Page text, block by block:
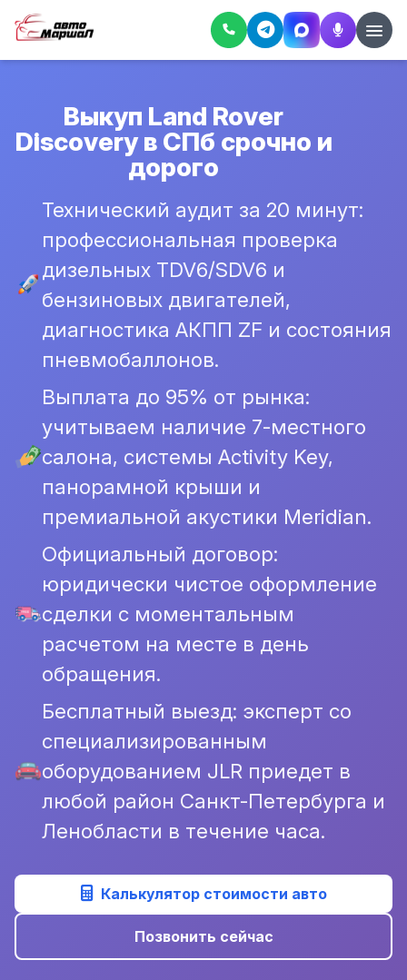
Выкуп Land Rover
Discovery в СПб срочно и
дорого
Технический аудит за 20 минут:
профессиональная проверка
дизельных TDV6/SDV6 и
бензиновых двигателей,
диагностика АКПП ZF и состояния
пневмобаллонов.
Выплата до 95% от рынка:
учитываем наличие 7-местного
салона, системы Activity Key,
панорамной крыши и
премиальной акустики Meridian.
Официальный договор:
юридически чистое оформление
сделки с моментальным
расчетом на месте в день
обращения.
Бесплатный выезд: эксперт со
специализированным
оборудованием JLR приедет в
любой район Санкт-Петербурга и
Ленобласти в течение часа.
Калькулятор стоимости авто
Позвонить сейчас